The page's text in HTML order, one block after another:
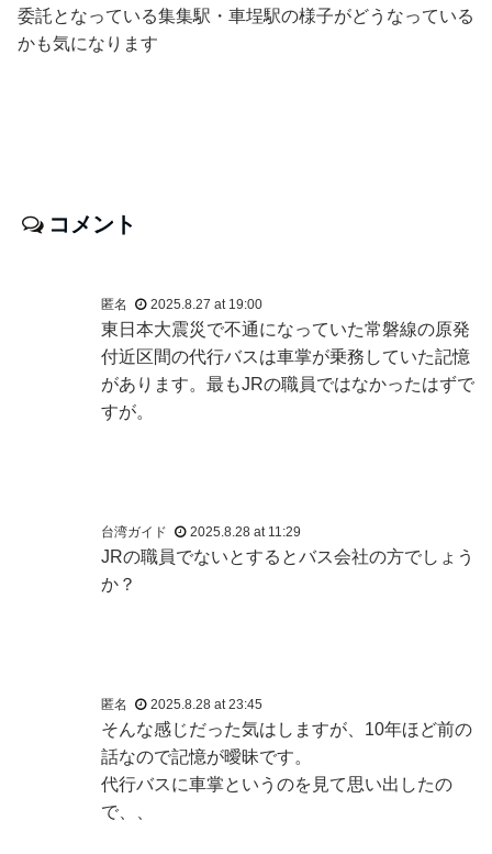
委託となっている集集駅・車埕駅の様子がどうなっている
かも気になります
コメント
匿名 2025.8.27 at 19:00
東日本大震災で不通になっていた常磐線の原発
付近区間の代行バスは車掌が乗務していた記憶
があります。最もJRの職員ではなかったはずで
すが。
台湾ガイド 2025.8.28 at 11:29
JRの職員でないとするとバス会社の方でしょう
か？
匿名 2025.8.28 at 23:45
そんな感じだった気はしますが、10年ほど前の
話なので記憶が曖昧です。
代行バスに車掌というのを見て思い出したの
で、、